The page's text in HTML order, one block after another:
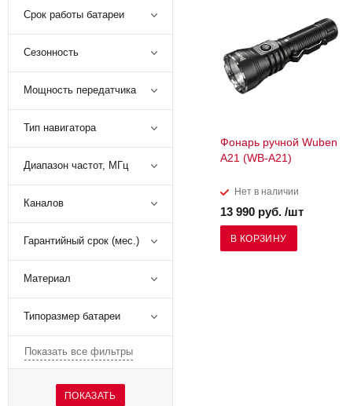
Срок работы батареи
Сезонность
Мощность передатчика
Тип навигатора
Диапазон частот, МГц
Каналов
Гарантийный срок (мес.)
Материал
Типоразмер батареи
Показать все фильтры
Фонарь ручной Wuben
A21 (WB-A21)
Нет в наличии
13 990 руб. /шт
В КОРЗИНУ